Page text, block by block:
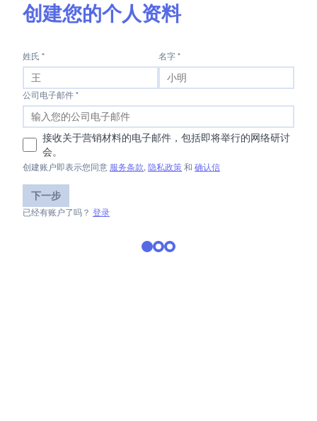
创建您的个人资料
姓氏 * 名字 *
公司电子邮件 *
接收关于营销材料的电子邮件，包括即将举行的网络研讨
会。
创建账户即表示您同意 服务条款, 隐私政策 和 确认信
下一步
已经有账户了吗？ 登录